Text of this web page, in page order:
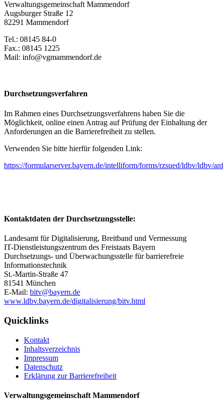
Verwaltungsgemeinschaft Mammendorf
Augsburger Straße 12
82291 Mammendorf
Tel.: 08145 84-0
Fax.: 08145 1225
Mail: info@vgmammendorf.de
Durchsetzungsverfahren
Im Rahmen eines Durchsetzungsverfahrens haben Sie die
Möglichkeit, online einen Antrag auf Prüfung der Einhaltung der
Anforderungen an die Barrierefreiheit zu stellen.
Verwenden Sie bitte hierfür folgenden Link:
https://formularserver.bayern.de/intelliform/forms/rzsued/ldbv/ldbv/
Kontaktdaten der Durchsetzungsstelle:
Landesamt für Digitalisierung, Breitband und Vermessung
IT-Dienstleistungszentrum des Freistaats Bayern
Durchsetzungs- und Überwachungsstelle für barrierefreie
Informationstechnik
St.-Martin-Straße 47
81541 München
E-Mail: bitv@bayern.de
www.ldbv.bayern.de/digitalisierung/bitv.html
Quicklinks
Kontakt
Inhaltsverzeichnis
Impressum
Datenschutz
Erklärung zur Barrierefreiheit
Verwaltungsgemeinschaft Mammendorf